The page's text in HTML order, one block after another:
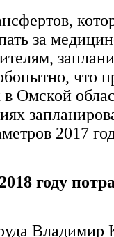
за
что
в Омской
2017
году